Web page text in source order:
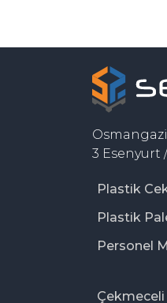
3 Esenyurt
Plastik
Plastik
Personel